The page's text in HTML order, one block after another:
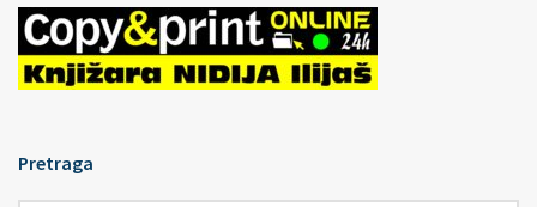
Pretraga